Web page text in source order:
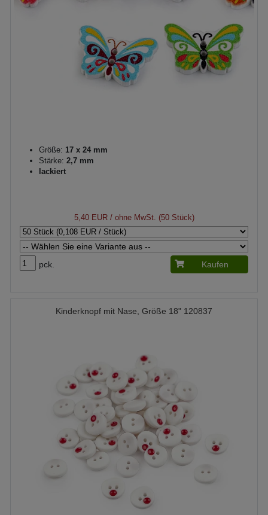
Größe: 17 x 24 mm
Stärke: 2,7 mm
lackiert
5,40 EUR/ ohne MwSt. (50 Stück)
pck. Kaufen
Kinderknopf mit Nase, Größe 18" 120837